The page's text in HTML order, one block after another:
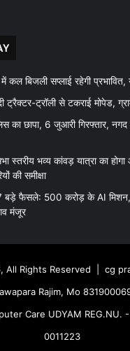
में कल बिजली सप्लाई रहेगी
ट्रैक्टर-ट्रॉली से टकराई मोपेड,
का छापा, 6 जुआरी गिरफ्तार, नगद
स्तरीय भव्य कांवड़ यात्रा का
की समीक्षा
बड़े फैसले: 500 करोड़ के AI मिशन,
मंजूर
All Rights Reserved | cg
Rajim, Mo
Care UDYAM REG.NU.
0011223